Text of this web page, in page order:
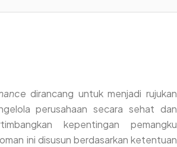
dirancang untuk menjadi rujukan
perusahaan secara sehat dan
kepentingan pemangku
ini disusun berdasarkan ketentuan